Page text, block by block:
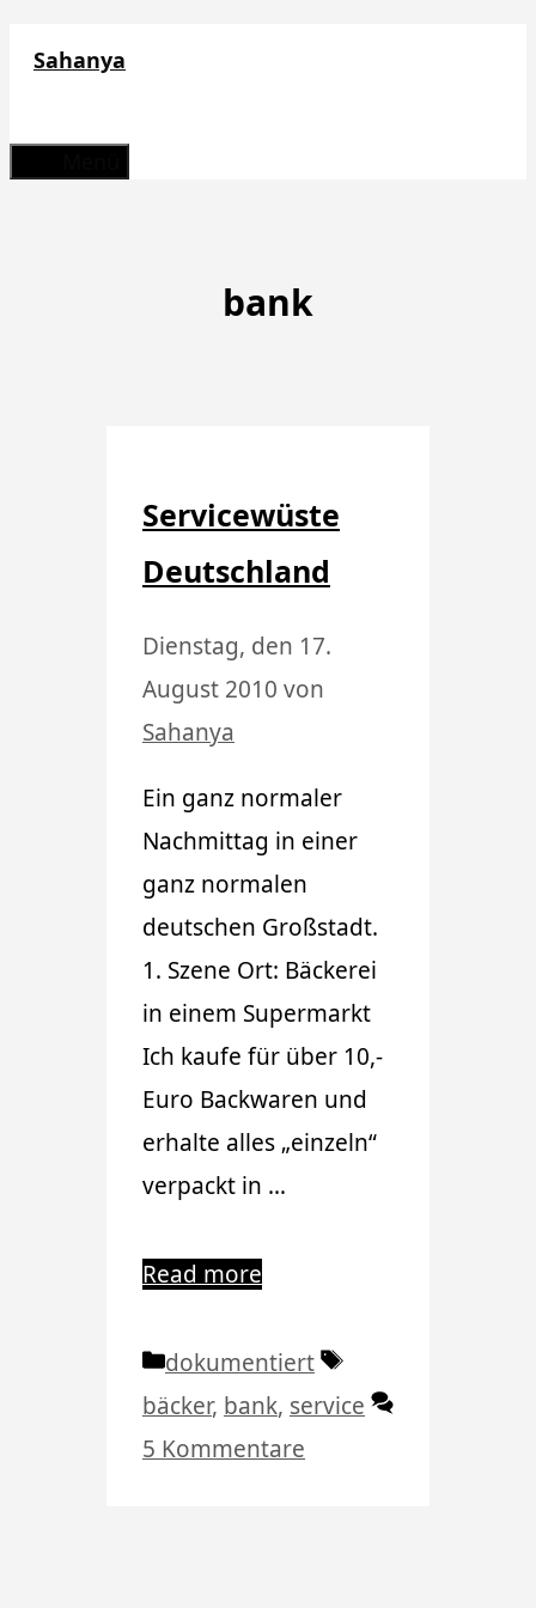
Sahanya
bank
Servicewüste
Deutschland
Dienstag, den 17.
August 2010 von
Sahanya
Ein ganz normaler
Nachmittag in einer
ganz normalen
deutschen Großstadt.
1. Szene Ort: Bäckerei
in einem Supermarkt
Ich kaufe für über 10,-
Euro Backwaren und
erhalte alles „einzeln“
verpackt in …
Read more
Kategorien
dokumentiert
Schlagwörter
bäcker, bank, service
5 Kommentare